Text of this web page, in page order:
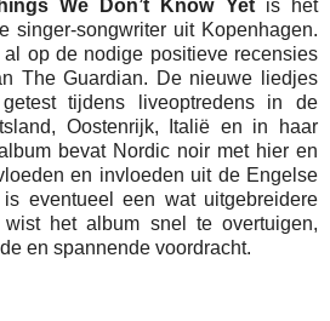
We Don’t Know Yetis het
singer-songwriter uit Kopenhagen.
op de nodige positieve recensies
The Guardian. De nieuwe liedjes
tijdens liveoptredens in de
Oostenrijk, Italië en in haar
bevat Nordic noir met hier en
en invloeden uit de Engelse
eventueel een wat uitgebreidere
het album snel te overtuigen,
en spannende voordracht.